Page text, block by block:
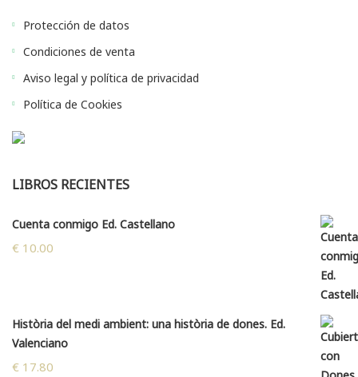
Protección de datos
Condiciones de venta
Aviso legal y política de privacidad
Política de Cookies
LIBROS RECIENTES
Cuenta conmigo Ed. Castellano
€ 10.00
Història del medi ambient: una història de dones. Ed.
Valenciano
€ 17.80